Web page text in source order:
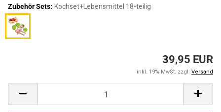
Zubehör Sets: Kochset+Lebensmittel 18-teilig
39,95 EUR
inkl. 19% MwSt. zzgl. Versand